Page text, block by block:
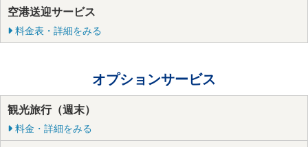
空港送迎サービス
料金表・詳細をみる
オプションサービス
観光旅行（週末）
料金・詳細をみる